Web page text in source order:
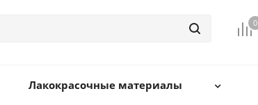
0
Лакокрасочные материалы